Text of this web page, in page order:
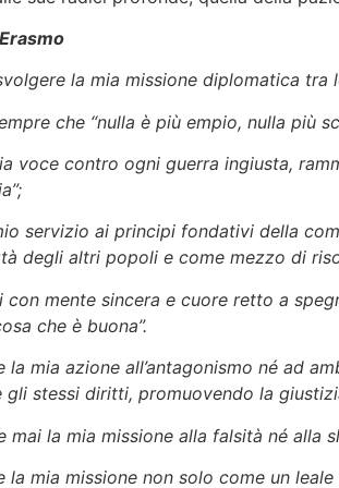
la mia missione diplomatica
che “nulla è più empio, nulla più
voce contro ogni guerra ingiusta,
servizio ai principi fondativi della
degli altri popoli e come mezzo di
con mente sincera e cuore retto a
che è buona”.
la mia azione all’antagonismo né ad
gli stessi diritti, promuovendo la
mai la mia missione alla falsità né alla
la mia missione non solo come un